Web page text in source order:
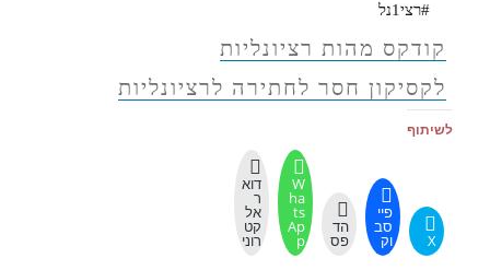
#רצי1נל
קודקס מהות רציונליות
לקסיקון חסר לחתירה לרציונליות
לשיתוף
X
פיי
סב
וק
הד
פס
W
ha
ts
Ap
p
דוא
ר
אל
קט
רוני